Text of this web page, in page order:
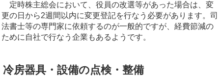
定時株主総会において、役員の改選等があった場合は、変
更の日から2週間以内に変更登記を行なう必要があります。司
法書士等の専門家に依頼するのが一般的ですが、経費節減の
ために自社で行なう企業もあるようです。
冷房器具・設備の点検・整備